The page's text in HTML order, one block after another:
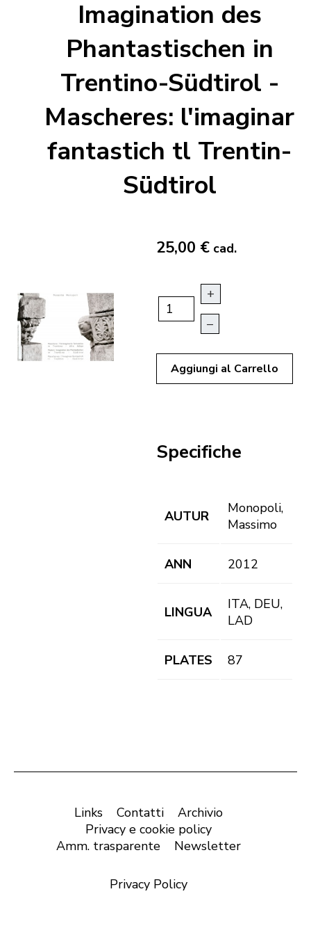
Imagination des
Phantastischen in
Trentino-Südtirol -
Mascheres: l'imaginar
fantastich tl Trentin-
Südtirol
25,00 € cad.
+
–
Aggiungi al Carrello
Specifiche
AUTUR
Monopoli,
Massimo
ANN 2012
LINGUA
ITA, DEU,
LAD
PLATES 87
Links Contatti
Archivio
Privacy e cookie policy
Amm. trasparente
Newsletter
Privacy Policy